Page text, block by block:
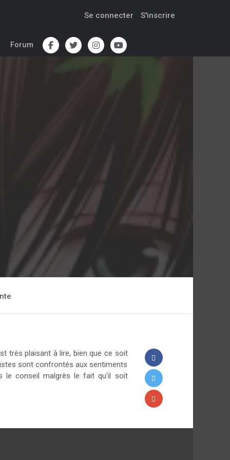
Se connecter S'inscrire
Forum
très plaisant à lire, bien que ce soit
sont confrontés aux sentiments
le conseil malgrès le fait qu'il soit